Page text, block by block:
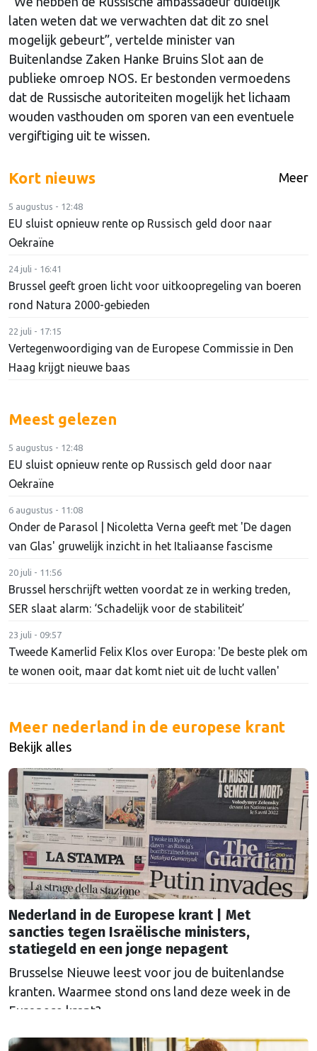
laten weten dat we verwachten dat dit zo snel
mogelijk gebeurt”, vertelde minister van
Buitenlandse Zaken Hanke Bruins Slot aan de
publieke omroep NOS. Er bestonden vermoedens
dat de Russische autoriteiten mogelijk het lichaam
wouden vasthouden om sporen van een eventuele
vergiftiging uit te wissen.
Kort nieuws Meer
5 augustus - 12:48
EU sluist opnieuw rente op Russisch geld door naar
Oekraïne
24 juli - 16:41
Brussel geeft groen licht voor uitkoopregeling van boeren
rond Natura 2000-gebieden
22 juli - 17:15
Vertegenwoordiging van de Europese Commissie in Den
Haag krijgt nieuwe baas
Meest gelezen
5 augustus - 12:48
EU sluist opnieuw rente op Russisch geld door naar
Oekraïne
6 augustus - 11:08
Onder de Parasol | Nicoletta Verna geeft met 'De dagen
van Glas' gruwelijk inzicht in het Italiaanse fascisme
20 juli - 11:56
Brussel herschrijft wetten voordat ze in werking treden,
SER slaat alarm: ‘Schadelijk voor de stabiliteit’
23 juli - 09:57
Tweede Kamerlid Felix Klos over Europa: 'De beste plek om
te wonen ooit, maar dat komt niet uit de lucht vallen'
Meer nederland in de europese krant
Bekijk alles
Nederland in de Europese krant | Met
sancties tegen Israëlische ministers,
statiegeld en een jonge nepagent
Brusselse Nieuwe leest voor jou de buitenlandse
kranten. Waarmee stond ons land deze week in de
Europese krant?